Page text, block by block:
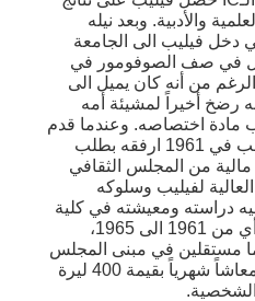
والأدبية. وبعد نيله
دخل فيليب الى الجامعة
في صف الصوفومور في
من أنه كان يميل الى
رضخ أخيراً لمشيئة أمه
مادة اختصاصه. وعندما قدم
طلباً للانتساب الى كلية الطب في 1961 ارفقه بطلب
من المجلس الثقافي
لفيليب وسلوكه
دراسته ومعيشته في كلية
الطب طيلة خمس سنوات أي من 1961 الى 1965،
مستقلين في مبنى المجلس
القريب من الجامعة. ومنح معاشاً شهرياً بقيمة 400 ليرة
الشخصية.